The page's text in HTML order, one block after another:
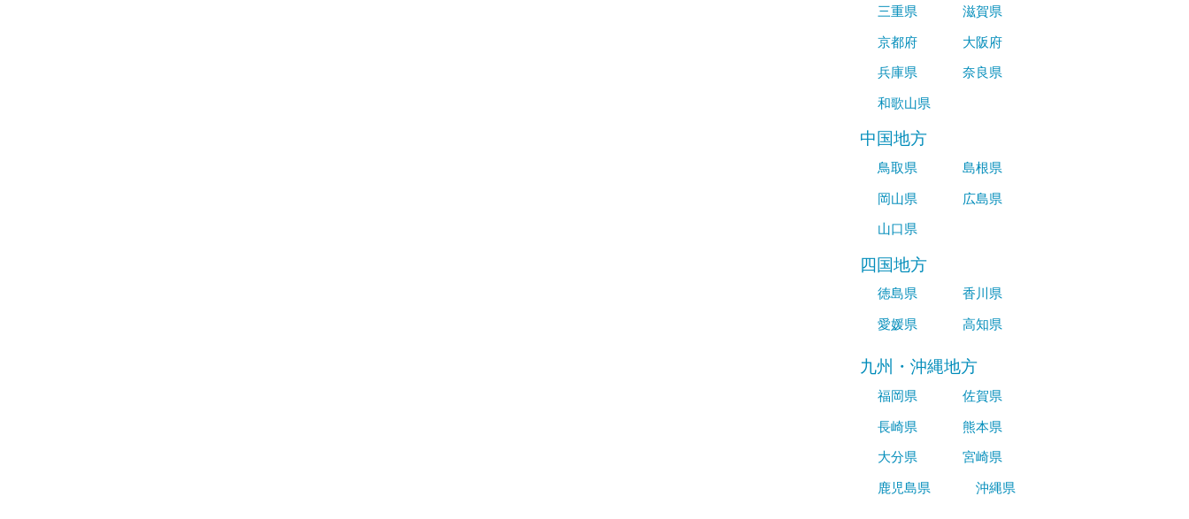
三重県
滋賀県
京都府
大阪府
兵庫県
奈良県
和歌山県
中国地方
鳥取県
島根県
岡山県
広島県
山口県
四国地方
徳島県
香川県
愛媛県
高知県
九州・沖縄地方
福岡県
佐賀県
長崎県
熊本県
大分県
宮崎県
鹿児島県
沖縄県